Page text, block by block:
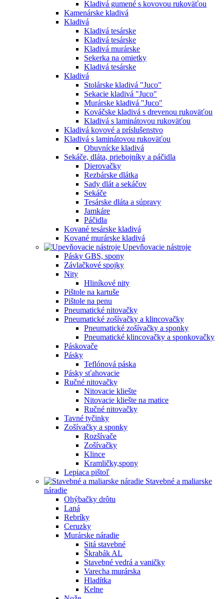
Kladivá gumené s kovovou rukoväťou
Kamenárske kladivá
Kladivá
Kladivá tesárske
Kladivá tesárske
Kladivá murárske
Sekerka na omietky
Kladivá tesárske
Kladivá
Stolárske kladivá "Juco"
Sekacie kladivá "Juco"
Murárske kladivá "Juco"
Kováčske kladivá s drevenou rukoväťou
Kladivá s laminátovou rukoväťou
Kladivá kovové a príslušenstvo
Kladivá s laminátovou rukoväťou
Obuvnícke kladivá
Sekáče, dláta, priebojníky a páčidla
Dierovačky
Rezbárske dlátka
Sady dlát a sekáčov
Sekáče
Tesárske dláta a súpravy
Jamkáre
Páčidla
Kované tesárske kladivá
Kované murárske kladivá
Upevňovacie nástroje
Pásky GBS, spony
Závlačkové spojky
Nity
Hliníkové nity
Pištole na kartuše
Pištole na penu
Pneumatické nitovačky
Pneumatické zošívačky a klincovačky
Pneumatické zošívačky a sponky
Pneumatické klincovačky a sponkovačky
Páskovače
Pásky
Teflónová páska
Pásky sťahovacie
Ručné nitovačky
Nitovacie kliešte
Nitovacie kliešte na matice
Ručné nitovačky
Tavné tyčinky
Zošívačky a sponky
Rozšívače
Zošívačky
Klince
Kramličky,spony
Lepiaca pištoľ
Stavebné a maliarske
náradie
Ohýbačky drôtu
Laná
Rebríky
Ceruzky
Murárske náradie
Sitá stavebné
Škrabák AL
Stavebné vedrá a vaničky
Varecha murárska
Hladítka
Kelne